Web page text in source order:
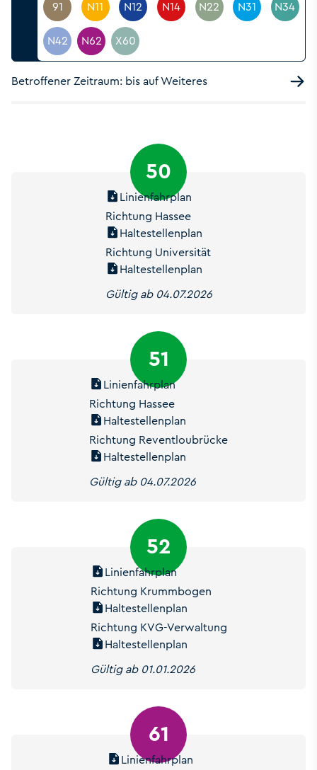
91 N11 N12 N14 N22 N31 N34
N42 N62 X60
Betroffener Zeitraum: bis auf Weiteres
50
Linienfahrplan
Richtung Hassee
Haltestellenplan
Richtung Universität
Haltestellenplan
Gültig ab 04.07.2026
51
Linienfahrplan
Richtung Hassee
Haltestellenplan
Richtung Reventloubrücke
Haltestellenplan
Gültig ab 04.07.2026
52
Linienfahrplan
Richtung Krummbogen
Haltestellenplan
Richtung KVG-Verwaltung
Haltestellenplan
Gültig ab 01.01.2026
61
Linienfahrplan